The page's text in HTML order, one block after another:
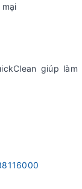
giúp làm